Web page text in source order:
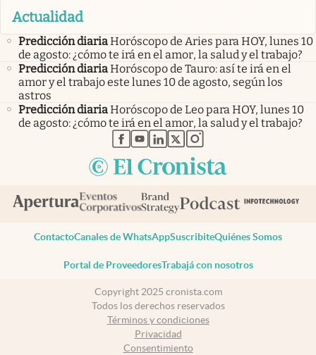
Actualidad
Predicción diariaHoróscopo de Aries para HOY, lunes 10
de agosto: ¿cómo te irá en el amor, la salud y el trabajo?
Predicción diariaHoróscopo de Tauro: así te irá en el
amor y el trabajo este lunes 10 de agosto, según los
astros
Predicción diariaHoróscopo de Leo para HOY, lunes 10
de agosto: ¿cómo te irá en el amor, la salud y el trabajo?
abre en nueva pestaña
abre en nueva pestaña
abre en nueva pestaña
abre en nueva pestaña
abre en nueva pestaña
ContactoCanales de WhatsAppSuscribiteQuiénes Somos
Portal de ProveedoresTrabajá con nosotros
Copyright 2025 cronista.com
Todos los derechos reservados
Términos y condiciones
Privacidad
Consentimiento